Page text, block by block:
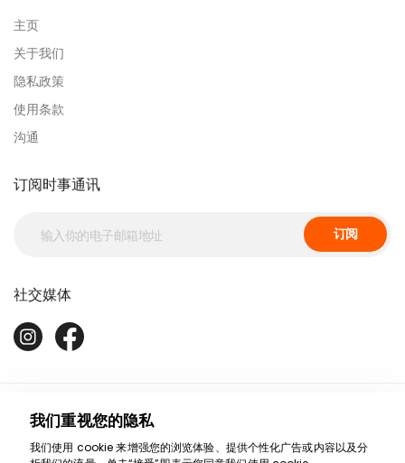
主页
关于我们
隐私政策
使用条款
沟通
订阅时事通讯
订阅
社交媒体
我们重视您的隐私
我们使用 cookie 来增强您的浏览体验、提供个性化广告或内容以及分